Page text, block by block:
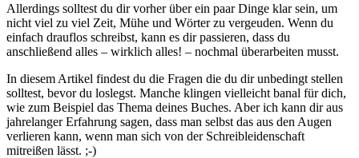
Allerdings solltest du dir vorher über ein paar Dinge klar sein, um
nicht viel zu viel Zeit, Mühe und Wörter zu vergeuden. Wenn du
einfach drauflos schreibst, kann es dir passieren, dass du
anschließend alles – wirklich alles! – nochmal überarbeiten musst.
In diesem Artikel findest du die Fragen die du dir unbedingt stellen
solltest, bevor du loslegst. Manche klingen vielleicht banal für dich,
wie zum Beispiel das Thema deines Buches. Aber ich kann dir aus
jahrelanger Erfahrung sagen, dass man selbst das aus den Augen
verlieren kann, wenn man sich von der Schreibleidenschaft
mitreißen lässt. ;-)